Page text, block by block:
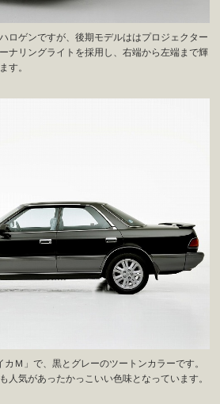
ロゲンですが、後期モデルははプロジェクター
ナリングライトを採用し、右端から左端まで輝
す。
Ｍ」で、黒とグレーのツートンカラーです。
人気があったかっこいい色味となっています。